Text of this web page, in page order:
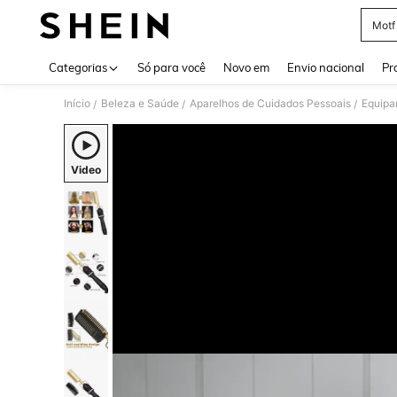
Motf
Categorias Só para você Novo em Envio nacional
Início / Beleza e Saúde / Aparelhos de Cuidados Pessoais /
Video